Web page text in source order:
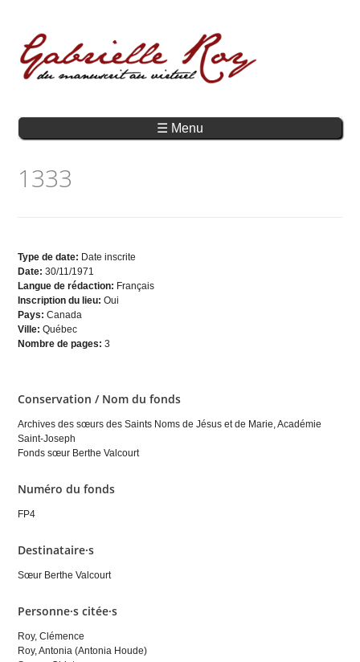
☰ Menu
1333
Type de date: Date inscrite
Date:30/11/1971
Langue de rédaction: Français
Inscription du lieu:Oui
Pays:Canada
Ville:Québec
Nombre de pages:3
Conservation / Nom du fonds
Archives des sœurs des Saints Noms de Jésus et de Marie, Académie
Saint-Joseph
Fonds sœur Berthe Valcourt
Numéro du fonds
FP4
Destinataire·s
Sœur Berthe Valcourt
Personne·s citée·s
Roy, Clémence
Roy, Antonia (Antonia Houde)